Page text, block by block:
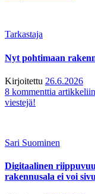
Tarkastaja
Nyt pohtimaan
Kirjoitettu 26.6.2026
8 kommenttia
viestejä!
Sari Suominen
Digitaalinen
rakennusala ei voi